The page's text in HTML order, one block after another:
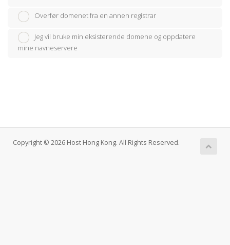
Overfør domenet fra en annen registrar
Jeg vil bruke min eksisterende domene og oppdatere
mine navneservere
Copyright © 2026 Host Hong Kong. All Rights Reserved.